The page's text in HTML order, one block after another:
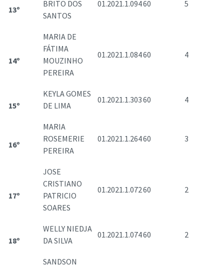
13º
BRITO DOS
SANTOS
01.2021.1.09460 5
14º
MARIA DE
FÁTIMA
MOUZINHO
PEREIRA
01.2021.1.08460 4
15º
KEYLA GOMES
DE LIMA
01.2021.1.30360 4
16º
MARIA
ROSEMERIE
PEREIRA
01.2021.1.26460 3
17º
JOSE
CRISTIANO
PATRICIO
SOARES
01.2021.1.07260 2
18º
WELLY NIEDJA
DA SILVA
01.2021.1.07460 2
SANDSON